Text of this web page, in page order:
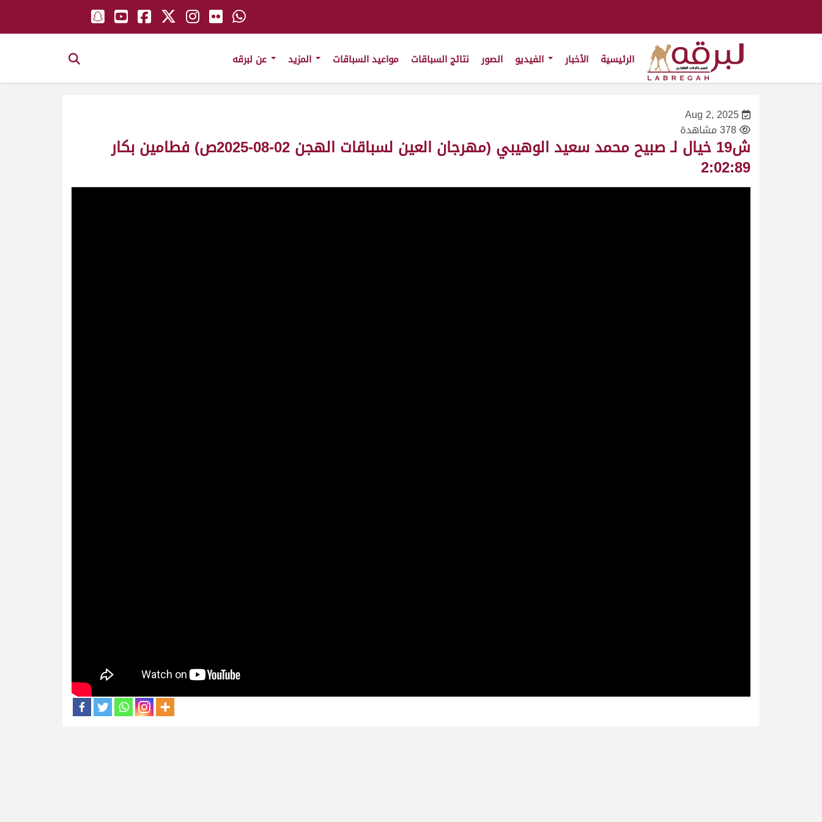
الرئيسية الأخبار الصور نتائج السباقات مواعيد السباقات
Aug 2, 2025
378 مشاهدة
ش19 خيال لـ صبيح محمد سعيد الوهيبي (مهرجان العين لسباقات الهجن 02-08-2025ص) فطامين بكار
2:02:89